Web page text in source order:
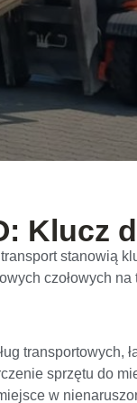
Klucz
stanowią
czołowych na
transportowych,
sprzętu do
w